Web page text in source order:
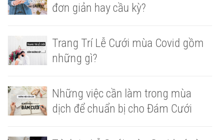
đơn giản hay cầu kỳ?
Trang Trí Lễ Cưới mùa Covid gồm
những gì?
Những việc cần làm trong mùa
dịch để chuẩn bị cho Đám Cưới